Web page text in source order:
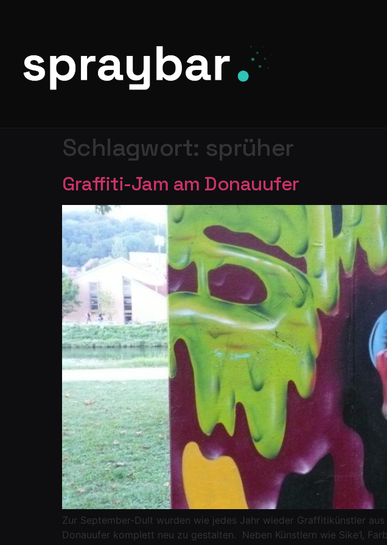
Schlagwort: sprüher
Graffiti-Jam am Donauufer
Zur September-Dult wurden wie jedes Jahr wieder Graffitikünstler
Donauufer komplett neu zu gestalten. Neben Künstlern wie Sike1,